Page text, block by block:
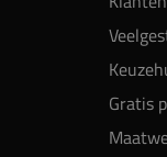
Gratis